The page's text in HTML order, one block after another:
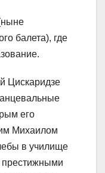
балета), где
Цискаридзе
его
Михаилом
в училище
престижными